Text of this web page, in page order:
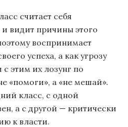
считает себя
видит причины этого
воспринимает
успеха, а как угрозу
с этим их лозунг по
«помоги», а «не мешай».
класс, с одной
а с другой — критически
к власти.